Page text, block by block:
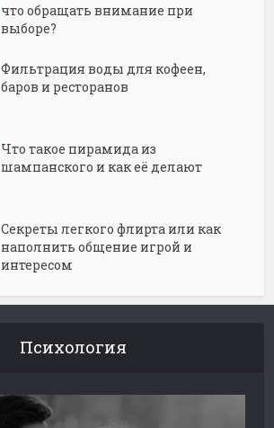
что обращать внимание при
выборе?
Фильтрация воды для кофеен,
баров и ресторанов
Что такое пирамида из
шампанского и как её делают
Секреты легкого флирта или как
наполнить общение игрой и
интересом
Психология